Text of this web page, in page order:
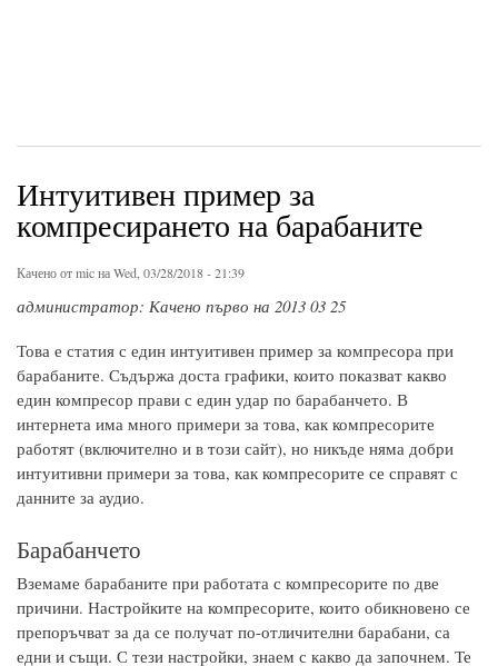
Интуитивен пример за
компресирането на барабаните
Качено отmicна Wed, 03/28/2018 - 21:39
администратор: Качено първо на 2013 03 25
Това е статия с един интуитивен пример за компресора при
барабаните. Съдържа доста графики, които показват какво
един компресор прави с един удар по барабанчето. В
интернета има много примери за това, как компресорите
работят (включително и в този сайт), но никъде няма добри
интуитивни примери за това, как компресорите се справят с
данните за аудио.
Барабанчето
Вземаме барабаните при работата с компресорите по две
причини. Настройките на компресорите, които обикновено се
препоръчват за да се получат по-отличителни барабани, са
едни и същи. С тези настройки, знаем с какво да започнем. Те